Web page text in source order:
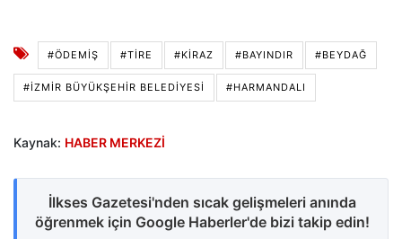
#ÖDEMIŞ #TIRE #KIRAZ #BAYINDIR #BEYDAĞ
#İZMIR BÜYÜKŞEHIR BELEDIYESI #HARMANDALI
Kaynak: HABER MERKEZİ
İlkses Gazetesi'nden sıcak gelişmeleri anında
öğrenmek için Google Haberler'de bizi takip edin!